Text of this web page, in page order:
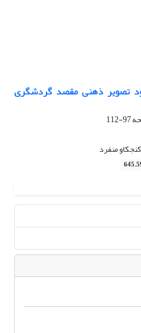
تصویر ذهنی مقصد گردشگری
97-112
منفرد